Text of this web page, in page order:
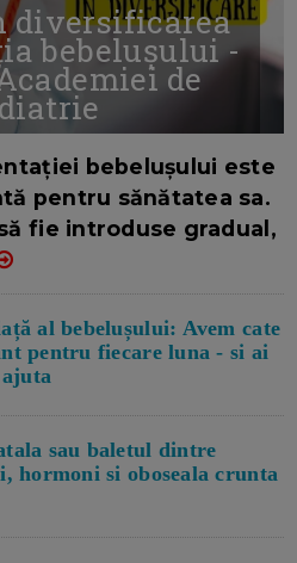
diversificarea
bebelușului -
de
bebelușului este
pentru sănătatea sa.
fie introduse gradual,
al bebelușului: Avem cate
pentru fiecare luna - si ai
ajuta
sau baletul dintre
hormoni si oboseala crunta